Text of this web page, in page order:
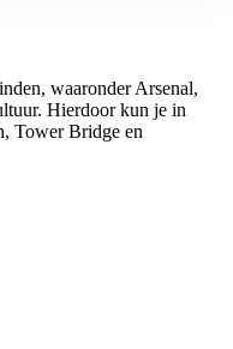
waaronder Arsenal,
Hierdoor kun je in
Tower Bridge en